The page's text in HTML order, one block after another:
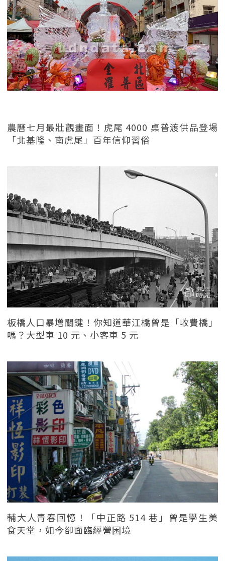
農曆七月最壯觀畫面！虎尾 4000 桌普渡供品登場
「北基隆、南虎尾」百年信仰習俗
板橋人口暴增關鍵！你知道華江橋曾是「收費橋」
嗎？大型車 10 元、小客車 5 元
輔大人青春回憶！「中正路 514 巷」曾是學生美
食天堂，如今卻面臨經營困境